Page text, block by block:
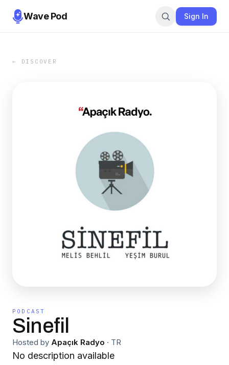
Wave Pod Sign In
← DISCOVER
PODCAST
Sinefil
Hosted by Apaçık Radyo · TR
No description available